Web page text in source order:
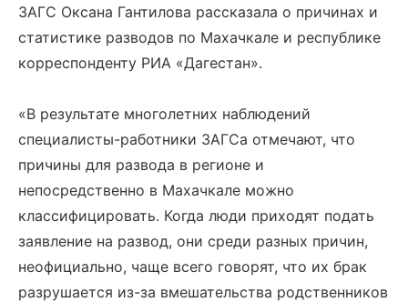
ЗАГС Оксана Гантилова рассказала о причинах и
статистике разводов по Махачкале и республике
корреспонденту РИА «Дагестан».
«В результате многолетних наблюдений
специалисты-работники ЗАГСа отмечают, что
причины для развода в регионе и
непосредственно в Махачкале можно
классифицировать. Когда люди приходят подать
заявление на развод, они среди разных причин,
неофициально, чаще всего говорят, что их брак
разрушается из-за вмешательства родственников